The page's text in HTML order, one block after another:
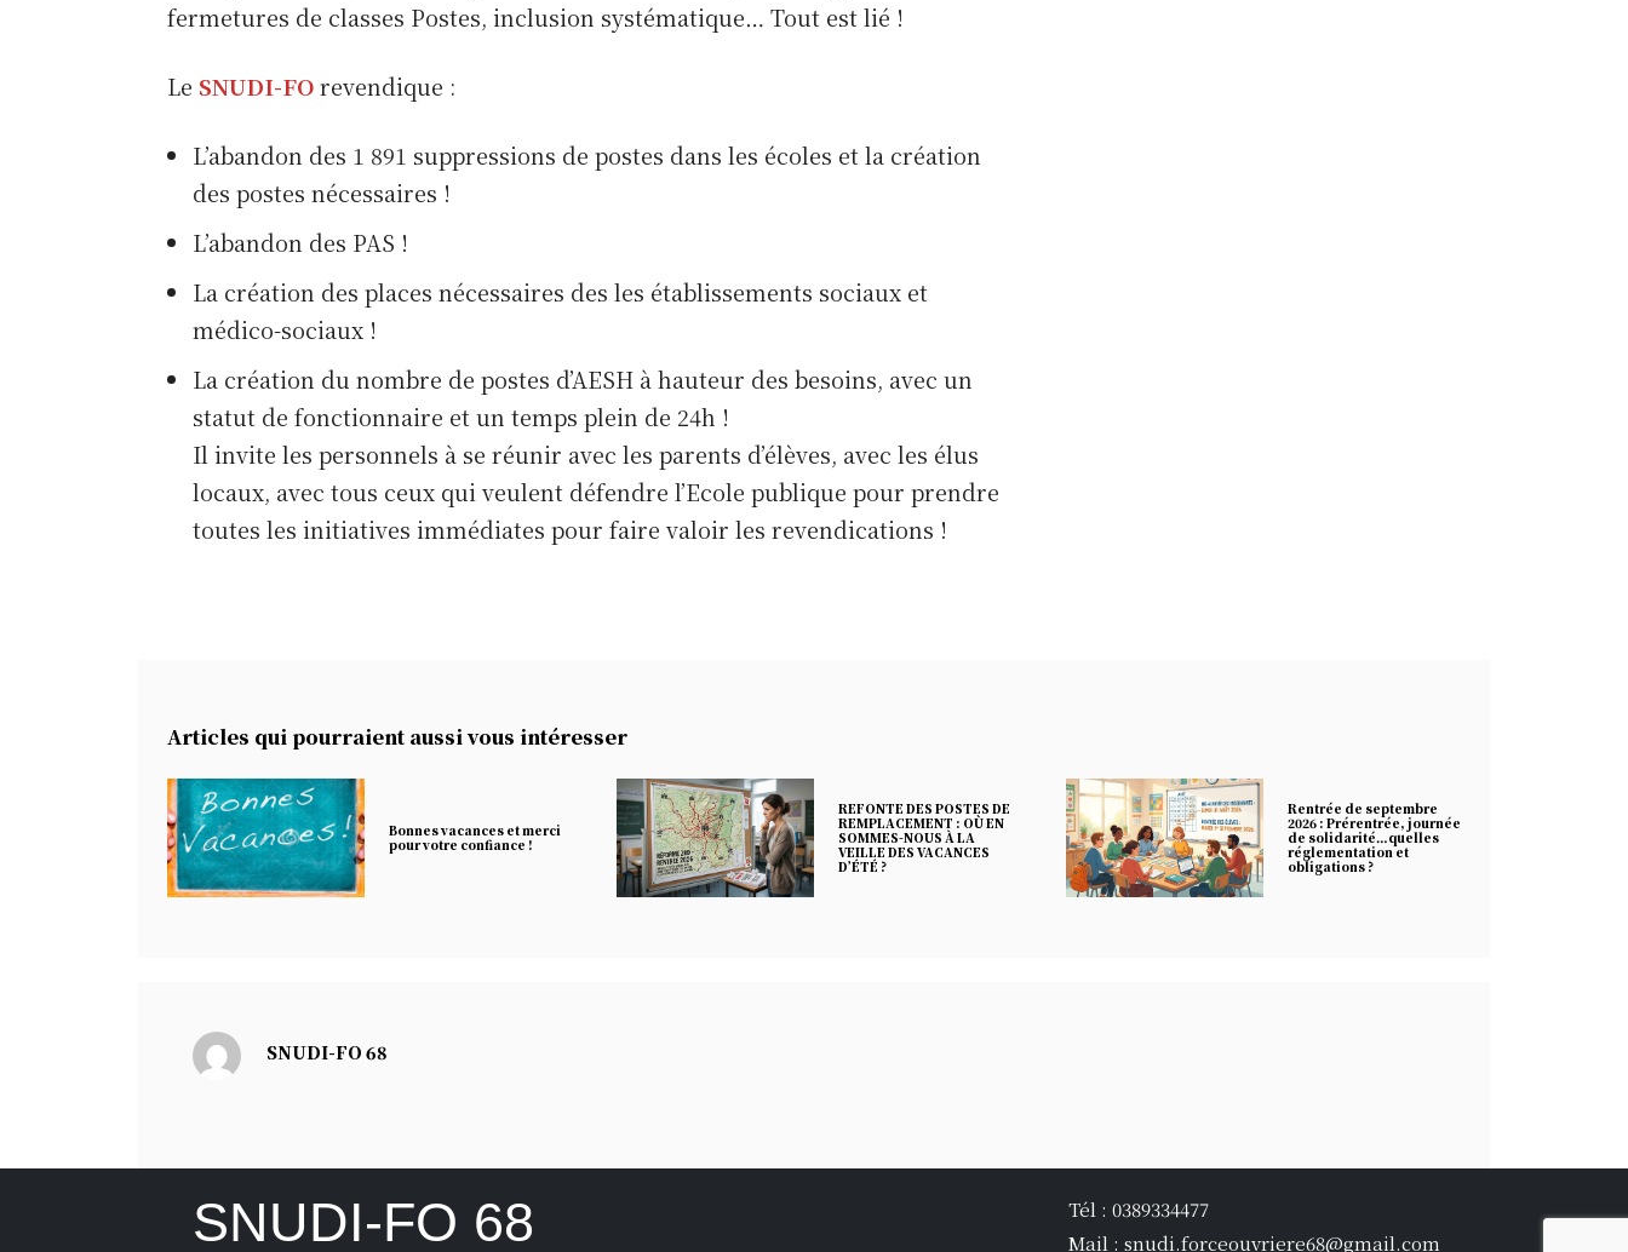
fermetures de classes Postes, inclusion systématique… Tout est lié !
Le SNUDI-FOrevendique :
L’abandon des 1 891 suppressions de postes dans les écoles et la création
des postes nécessaires !
L’abandon des PAS !
La création des places nécessaires des les établissements sociaux et
médico-sociaux !
La création du nombre de postes d’AESH à hauteur des besoins, avec un
statut de fonctionnaire et un temps plein de 24h !
Il invite les personnels à se réunir avec les parents d’élèves, avec les élus
locaux, avec tous ceux qui veulent défendre l’Ecole publique pour prendre
toutes les initiatives immédiates pour faire valoir les revendications !
Articles qui pourraient aussi vous intéresser
Bonnes vacances et merci
pour votre confiance !
REFONTE DES POSTES DE
REMPLACEMENT : OÙ EN
SOMMES-NOUS À LA
VEILLE DES VACANCES
D’ÉTÉ ?
Rentrée de septembre
2026 : Prérentrée, journée
de solidarité…quelles
réglementation et
obligations ?
SNUDI-FO 68
SNUDI-FO 68
Tél : 0389334477
Mail : snudi.forceouvriere68@gmail.com